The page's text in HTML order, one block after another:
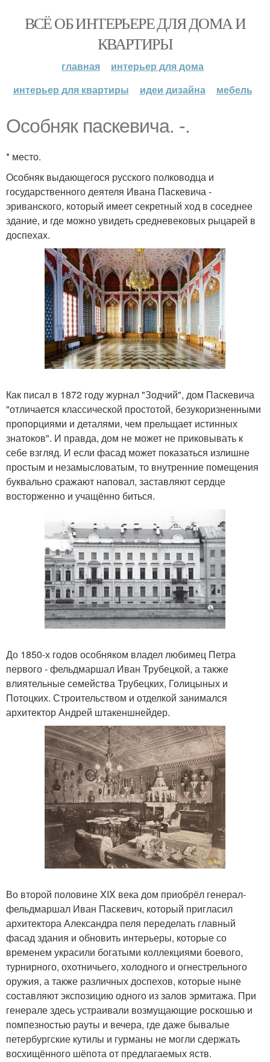
ВСЁ ОБ ИНТЕРЬЕРЕ ДЛЯ ДОМА И
КВАРТИРЫ
главная
интерьер для дома
интерьер для квартиры
идеи дизайна мебель
Особняк паскевича. -.
* место.
Особняк выдающегося русского полководца и
государственного деятеля Ивана Паскевича -
эриванского, который имеет секретный ход в соседнее
здание, и где можно увидеть средневековых рыцарей в
доспехах.
Как писал в 1872 году журнал "Зодчий", дом Паскевича
"отличается классической простотой, безукоризненными
пропорциями и деталями, чем прельщает истинных
знатоков". И правда, дом не может не приковывать к
себе взгляд. И если фасад может показаться излишне
простым и незамысловатым, то внутренние помещения
буквально сражают наповал, заставляют сердце
восторженно и учащённо биться.
До 1850-х годов особняком владел любимец Петра
первого - фельдмаршал Иван Трубецкой, а также
влиятельные семейства Трубецких, Голицыных и
Потоцких. Строительством и отделкой занимался
архитектор Андрей штакеншнейдер.
Во второй половине XIX века дом приобрёл генерал-
фельдмаршал Иван Паскевич, который пригласил
архитектора Александра пеля переделать главный
фасад здания и обновить интерьеры, которые со
временем украсили богатыми коллекциями боевого,
турнирного, охотничьего, холодного и огнестрельного
оружия, а также различных доспехов, которые ныне
составляют экспозицию одного из залов эрмитажа. При
генерале здесь устраивали возмущающие роскошью и
помпезностью рауты и вечера, где даже бывалые
петербургские кутилы и гурманы не могли сдержать
восхищённого шёпота от предлагаемых яств.